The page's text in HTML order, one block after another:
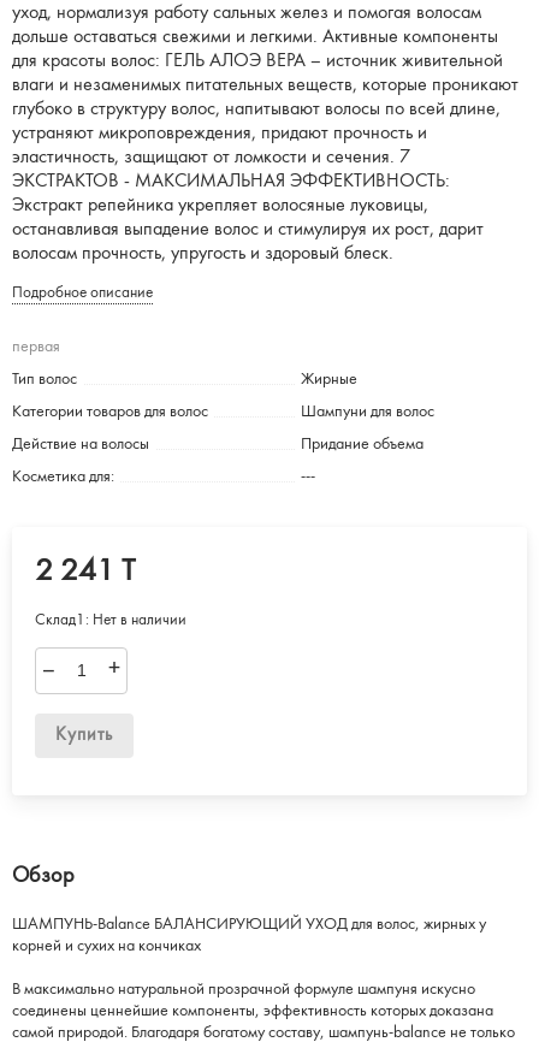
уход, нормализуя работу сальных желез и помогая волосам
дольше оставаться свежими и легкими. Активные компоненты
для красоты волос: ГЕЛЬ АЛОЭ ВЕРА – источник живительной
влаги и незаменимых питательных веществ, которые проникают
глубоко в структуру волос, напитывают волосы по всей длине,
устраняют микроповреждения, придают прочность и
эластичность, защищают от ломкости и сечения. 7
ЭКСТРАКТОВ - МАКСИМАЛЬНАЯ ЭФФЕКТИВНОСТЬ:
Экстракт репейника укрепляет волосяные луковицы,
останавливая выпадение волос и стимулируя их рост, дарит
волосам прочность, упругость и здоровый блеск.
Подробное описание
первая
Тип волос Жирные
Категории товаров для волос Шампуни для волос
Действие на волосы Придание объема
Косметика для: ---
2 241 T
Склад1: Нет в наличии
– +
Купить
Обзор
ШАМПУНЬ-Balance БАЛАНСИРУЮЩИЙ УХОД для волос, жирных у
корней и сухих на кончиках
В максимально натуральной прозрачной формуле шампуня искусно
соединены ценнейшие компоненты, эффективность которых доказана
самой природой. Благодаря богатому составу, шампунь-balance не только